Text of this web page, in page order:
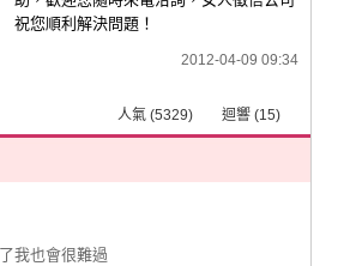
祝您順利解決問題！
2012-04-09 09:34
人氣 (5329) 迴響 (15)
我也會很難過